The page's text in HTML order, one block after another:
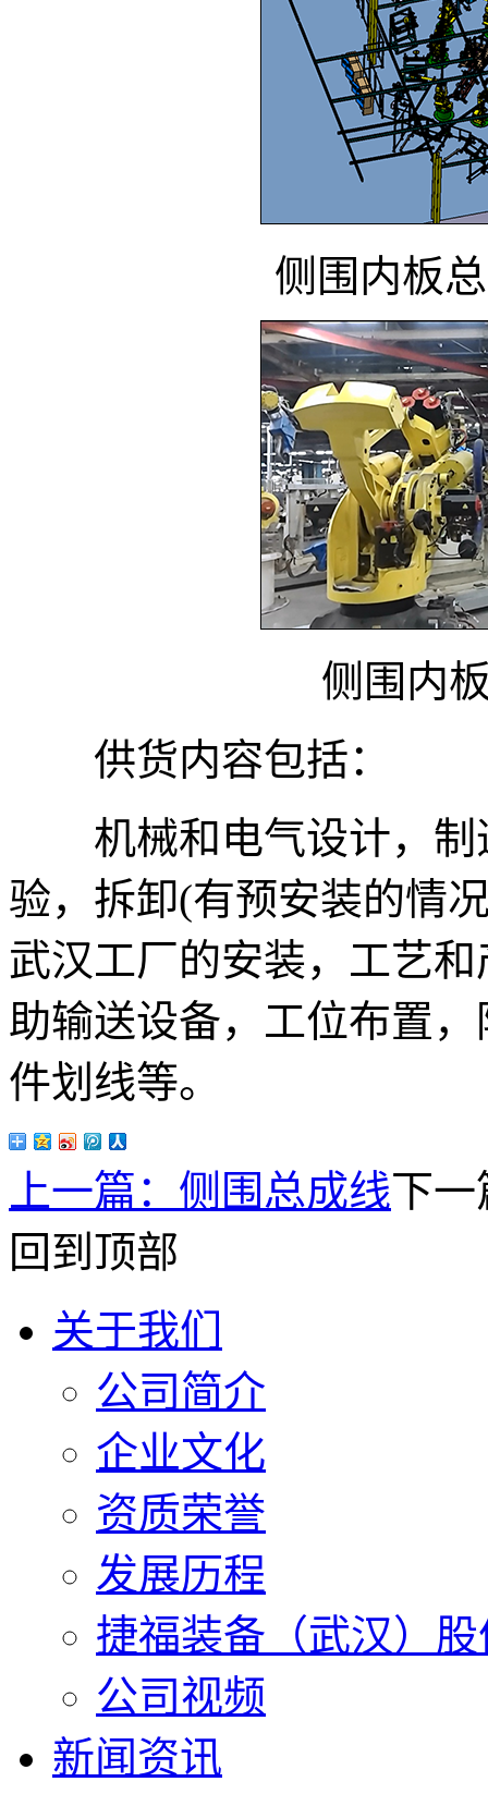
侧围内板
侧围内
供货内容包括：
机械和电气设计，制
验，拆卸(有预安装的情
武汉工厂的安装，工艺
助输送设备，工位布置
件划线等。
上一篇： 侧围总成线下一
回到顶部
关于我们
公司简介
企业文化
资质荣誉
发展历程
捷福装备（武汉）
公司视频
新闻资讯